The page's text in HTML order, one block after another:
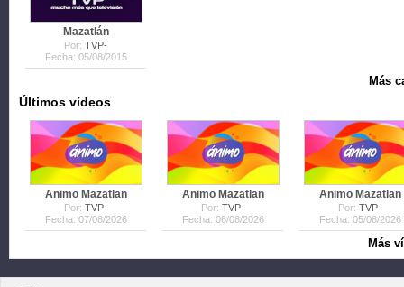
Mazatlán
Por: TVP-
Fecha: 05/08/2015
Más
Últimos vídeos
Animo Mazatlan
Por: TVP-
Fecha: 07/08/2026
Animo Mazatlan
Por: TVP-
Fecha: 06/08/2026
Animo Mazatlan
Por: TVP-
Fecha: 05/08/2026
Más